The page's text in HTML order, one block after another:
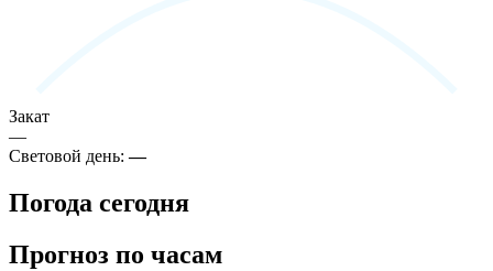
Закат
—
Световой день:—
Погода сегодня
Прогноз по часам